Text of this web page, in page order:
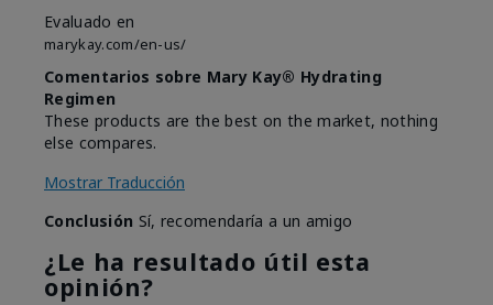
Evaluado en
marykay.com/en-us/
Comentarios sobre Mary Kay® Hydrating
Regimen
These products are the best on the market, nothing
else compares.
Mostrar Traducción
Conclusión Sí, recomendaría a un amigo
¿Le ha resultado útil esta
opinión?